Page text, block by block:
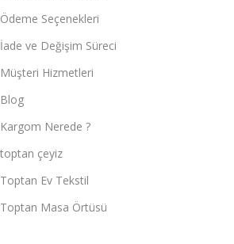
Ödeme Seçenekleri
İade ve Değişim Süreci
Müşteri Hizmetleri
Blog
Kargom Nerede ?
toptan çeyiz
Toptan Ev Tekstil
Toptan Masa Örtüsü